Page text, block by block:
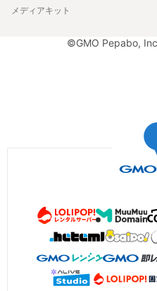
メディアキット
©GMO Pepabo,